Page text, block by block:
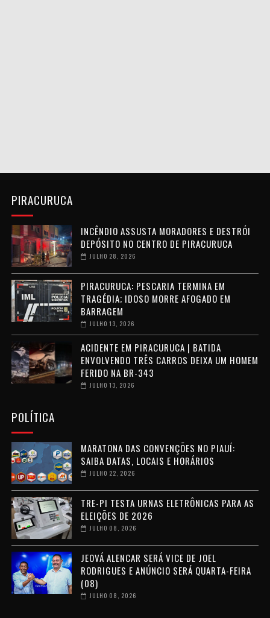
PIRACURUCA
INCÊNDIO ASSUSTA MORADORES E DESTRÓI
DEPÓSITO NO CENTRO DE PIRACURUCA
JULHO 28, 2026
PIRACURUCA: PESCARIA TERMINA EM
TRAGÉDIA; IDOSO MORRE AFOGADO EM
BARRAGEM
JULHO 13, 2026
ACIDENTE EM PIRACURUCA | BATIDA
ENVOLVENDO TRÊS CARROS DEIXA UM HOMEM
FERIDO NA BR-343
JULHO 13, 2026
POLÍTICA
MARATONA DAS CONVENÇÕES NO PIAUÍ:
SAIBA DATAS, LOCAIS E HORÁRIOS
JULHO 22, 2026
TRE-PI TESTA URNAS ELETRÔNICAS PARA AS
ELEIÇÕES DE 2026
JULHO 08, 2026
JEOVÁ ALENCAR SERÁ VICE DE JOEL
RODRIGUES E ANÚNCIO SERÁ QUARTA-FEIRA
(08)
JULHO 08, 2026